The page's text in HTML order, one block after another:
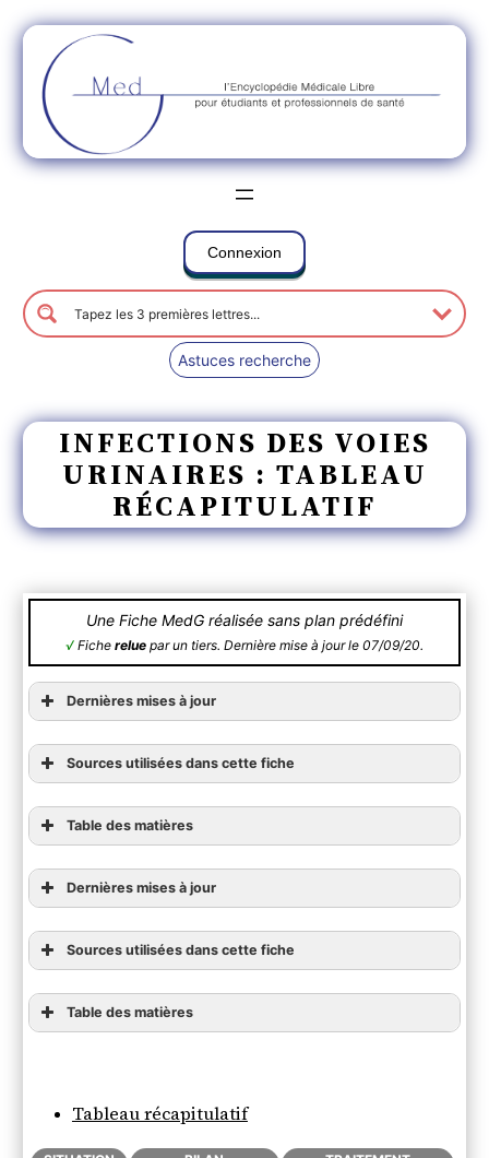
Connexion
Astuces recherche
INFECTIONS DES VOIES
URINAIRES : TABLEAU
RÉCAPITULATIF
Une Fiche MedG réalisée sans plan prédéfini
√ Fiche relue par un tiers. Dernière mise à jour le 07/09/20.
Dernières mises à jour
Sources utilisées dans cette fiche
Table des matières
Dernières mises à jour
Sources utilisées dans cette fiche
Table des matières
Tableau récapitulatif